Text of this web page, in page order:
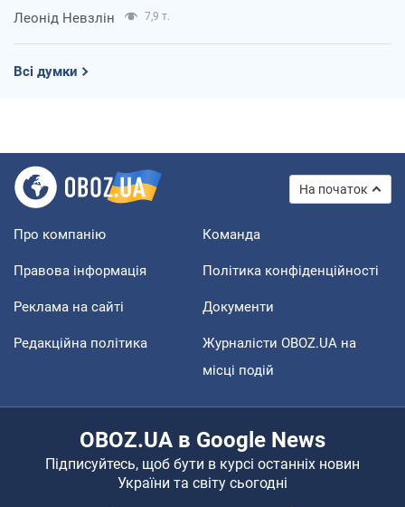
Леонід Невзлін 7,9 т.
Всі думки
На початок
Про компанію Команда
Правова інформація Політика конфіденційності
Реклама на сайті Документи
Редакційна політика
Журналісти OBOZ.UA на
місці подій
OBOZ.UA в Google News
Підписуйтесь, щоб бути в курсі останніх новин
України та світу сьогодні